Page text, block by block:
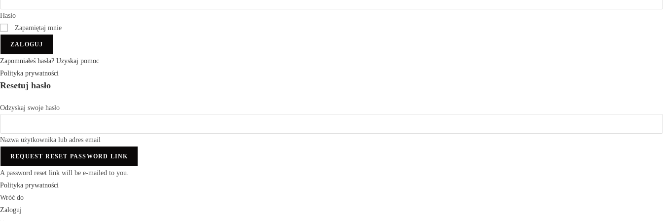
Hasło
Zapamiętaj mnie
ZALOGUJ
Zapomniałeś hasła? Uzyskaj pomoc
Polityka prywatności
Resetuj hasło
Odzyskaj swoje hasło
Nazwa użytkownika lub adres email
REQUEST RESET PASSWORD LINK
A password reset link will be e-mailed to you.
Polityka prywatności
Wróć do
Zaloguj